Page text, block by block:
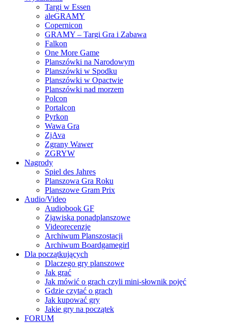
Targi w Essen
aleGRAMY
Copernicon
GRAMY – Targi Gra i Zabawa
Falkon
One More Game
Planszówki na Narodowym
Planszówki w Spodku
Planszówki w Opactwie
Planszówki nad morzem
Polcon
Portalcon
Pyrkon
Wawa Gra
ZjAva
Zgrany Wawer
ZGRYW
Nagrody
Spiel des Jahres
Planszowa Gra Roku
Planszowe Gram Prix
Audio/Video
Audiobook GF
Zjawiska ponadplanszowe
Videorecenzje
Archiwum Planszostacji
Archiwum Boardgamegirl
Dla początkujących
Dlaczego gry planszowe
Jak grać
Jak mówić o grach czyli mini-słownik pojęć
Gdzie czytać o grach
Jak kupować gry
Jakie gry na początek
FORUM